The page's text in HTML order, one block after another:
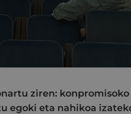
ziren:
egoki eta nahikoa